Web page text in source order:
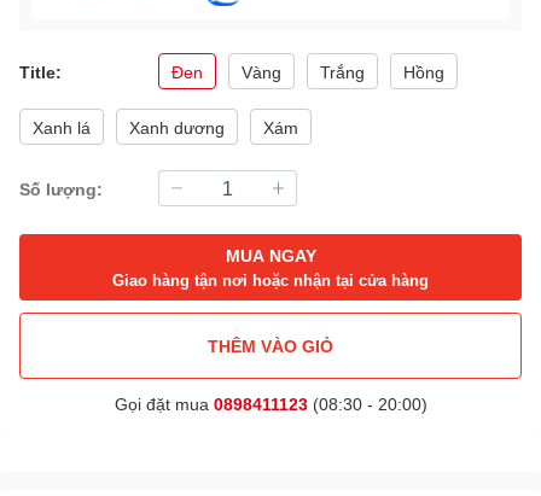
Title: Đen Vàng Trắng Hồng
Xanh lá Xanh dương Xám
Số lượng:
MUA NGAY
Giao hàng tận nơi hoặc nhận tại cửa hàng
THÊM VÀO GIỎ
Gọi đặt mua 0898411123(08:30 - 20:00)